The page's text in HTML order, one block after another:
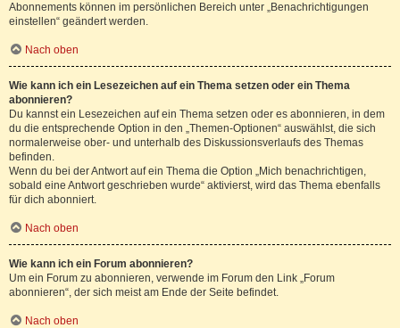
Abonnements können im persönlichen Bereich unter „Benachrichtigungen
einstellen“ geändert werden.
Nach oben
Wie kann ich ein Lesezeichen auf ein Thema setzen oder ein Thema
abonnieren?
Du kannst ein Lesezeichen auf ein Thema setzen oder es abonnieren, in dem
du die entsprechende Option in den „Themen-Optionen“ auswählst, die sich
normalerweise ober- und unterhalb des Diskussionsverlaufs des Themas
befinden.
Wenn du bei der Antwort auf ein Thema die Option „Mich benachrichtigen,
sobald eine Antwort geschrieben wurde“ aktivierst, wird das Thema ebenfalls
für dich abonniert.
Nach oben
Wie kann ich ein Forum abonnieren?
Um ein Forum zu abonnieren, verwende im Forum den Link „Forum
abonnieren“, der sich meist am Ende der Seite befindet.
Nach oben